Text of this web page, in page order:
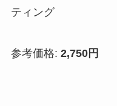
ティング
参考価格: 2,750円